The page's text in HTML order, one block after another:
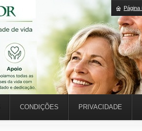
CONDIÇÕES PRIVACIDADE
Página